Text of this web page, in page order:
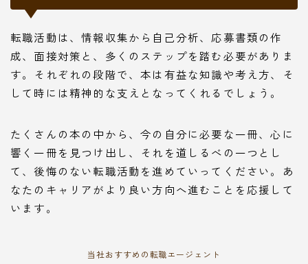
転職活動は、情報収集から自己分析、応募書類の作
成、面接対策と、多くのステップを踏む必要がありま
す。それぞれの段階で、本は有益な知識や考え方、そ
して時には精神的な支えとなってくれるでしょう。
たくさんの本の中から、今の自分に必要な一冊、心に
響く一冊を見つけ出し、それを道しるべの一つとし
て、後悔のない転職活動を進めていってください。あ
なたのキャリアがより良い方向へ進むことを応援して
います。
当社おすすめの転職エージェント